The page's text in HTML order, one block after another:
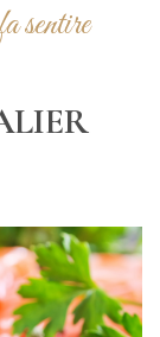
sentire